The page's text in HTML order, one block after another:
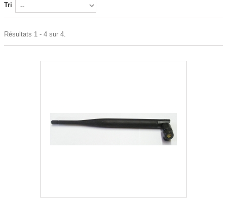
Tri
Résultats 1 - 4 sur 4.